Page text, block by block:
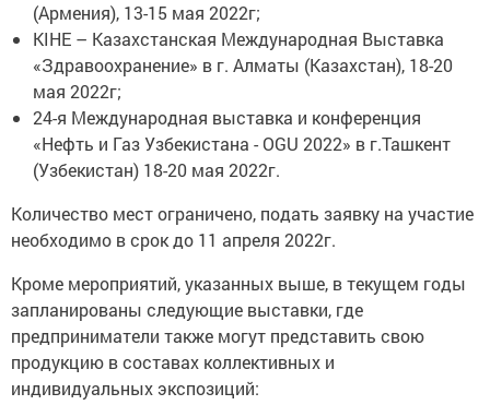
(Армения), 13-15 мая 2022г;
KIHE – Казахстанская Международная Выставка
«Здравоохранение» в г. Алматы (Казахстан), 18-20
мая 2022г;
24-я Международная выставка и конференция
«Нефть и Газ Узбекистана - OGU 2022» в г.Ташкент
(Узбекистан) 18-20 мая 2022г.
Количество мест ограничено, подать заявку на участие
необходимо в срок до 11 апреля 2022г.
Кроме мероприятий, указанных выше, в текущем годы
запланированы следующие выставки, где
предприниматели также могут представить свою
продукцию в составах коллективных и
индивидуальных экспозиций: